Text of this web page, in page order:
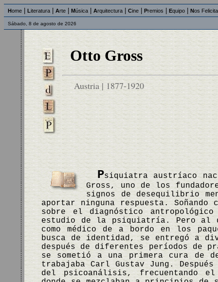
Home Literatura Arte Música Arquitectura Cine Premios Equipo Nos
Sábado, 8 de agosto de 2026
Otto Gross
Austria | 1877-1920
Psiquiatra austríaco
Gross, uno de los
signos de desequilibrio
aportar ninguna respuesta.
sobre el diagnóstico
estudio de la psiquiatría. Pero al
como médico de a bordo en los
busca de identidad, se entregó a
después de diferentes períodos de
se sometió a una primera cura de
trabajaba Carl Gustav Jung.
del psicoanálisis, frecuentando